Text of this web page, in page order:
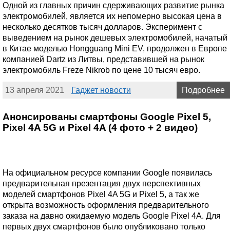
Одной из главных причин сдерживающих развитие рынка
электромобилей, является их непомерно высокая цена в
несколько десятков тысяч долларов. Эксперимент с
выведением на рынок дешевых электромобилей, начатый
в Китае моделью Hongguang Mini EV, продолжен в Европе
компанией Dartz из Литвы, представившей на рынок
электромобиль Freze Nikrob по цене 10 тысяч евро.
13 апреля 2021 Гаджет новости Подробнее
Анонсированы смартфоны Google Pixel 5,
Pixel 4A 5G и Pixel 4A (4 фото + 2 видео)
На официальном ресурсе компании Google появилась
предварительная презентация двух перспективных
моделей смартфонов Pixel 4A 5G и Pixel 5, а так же
открыта возможность оформления предварительного
заказа на давно ожидаемую модель Google Pixel 4A. Для
первых двух смартфонов было опубликовано только